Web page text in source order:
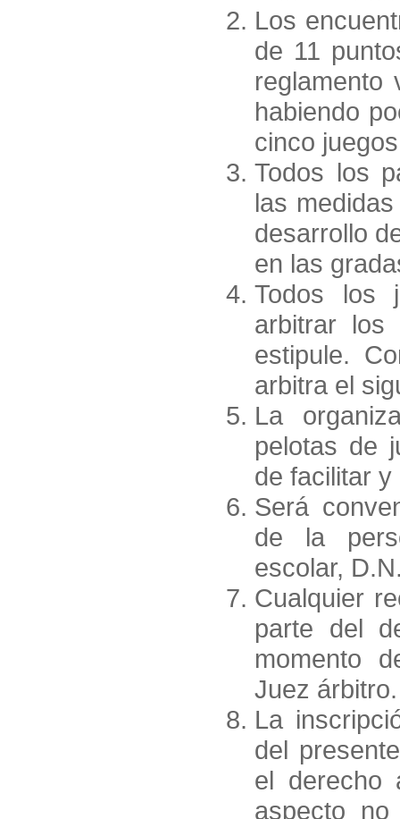
Los
de 11
reglamento
habiendo
cinco
Todos los
las
desarrollo
en las
Todos los
arbitrar los
estipule.
arbitra el
La
pelotas de
de facilitar
Será
de la
escolar,
Cualquier
parte del
momento
Juez árbitro.
La
del
el derecho
aspecto